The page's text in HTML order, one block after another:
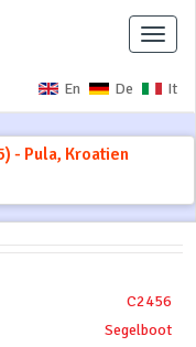
En De It
- Pula, Kroatien
C2456
Segelboot